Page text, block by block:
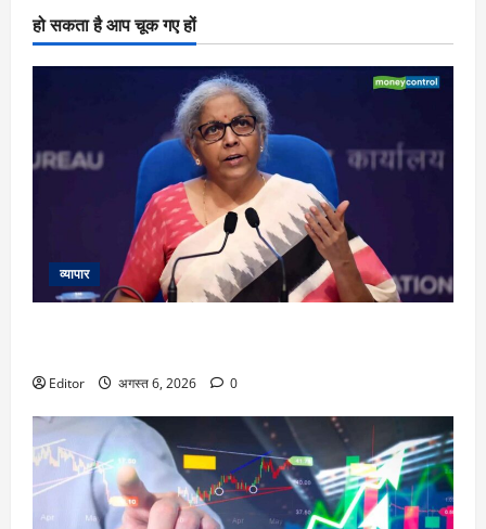
हो सकता है आप चूक गए हों
व्यापार
Editor अगस्त 6, 2026 0